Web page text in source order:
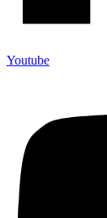
Youtube